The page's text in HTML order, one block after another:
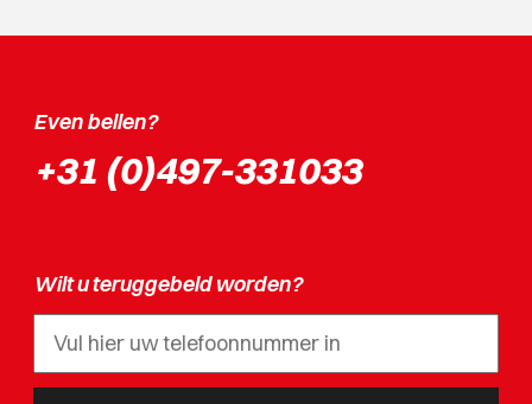
Even bellen?
+31 (0)497-331033
Wilt u teruggebeld worden?